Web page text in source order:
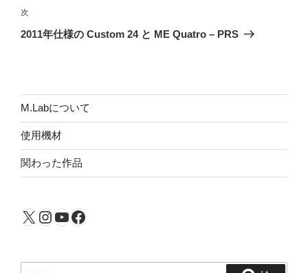
ビ
ゲ
ン
稿
次
の
次
2011年仕様の Custom 24 と ME Quatro – PRS
M.Labについて
使用機材
関わった作品
X Instagram
YouTube
Facebook